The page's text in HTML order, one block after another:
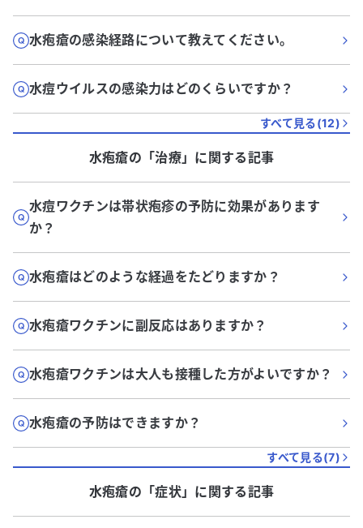
水疱瘡の感染経路について教えてください。
水痘ウイルスの感染力はどのくらいですか？
すべて見る(12)
水疱瘡の「治療」に関する記事
水痘ワクチンは帯状疱疹の予防に効果があります
か？
水疱瘡はどのような経過をたどりますか？
水疱瘡ワクチンに副反応はありますか？
水疱瘡ワクチンは大人も接種した方がよいですか？
水疱瘡の予防はできますか？
すべて見る(7)
水疱瘡の「症状」に関する記事